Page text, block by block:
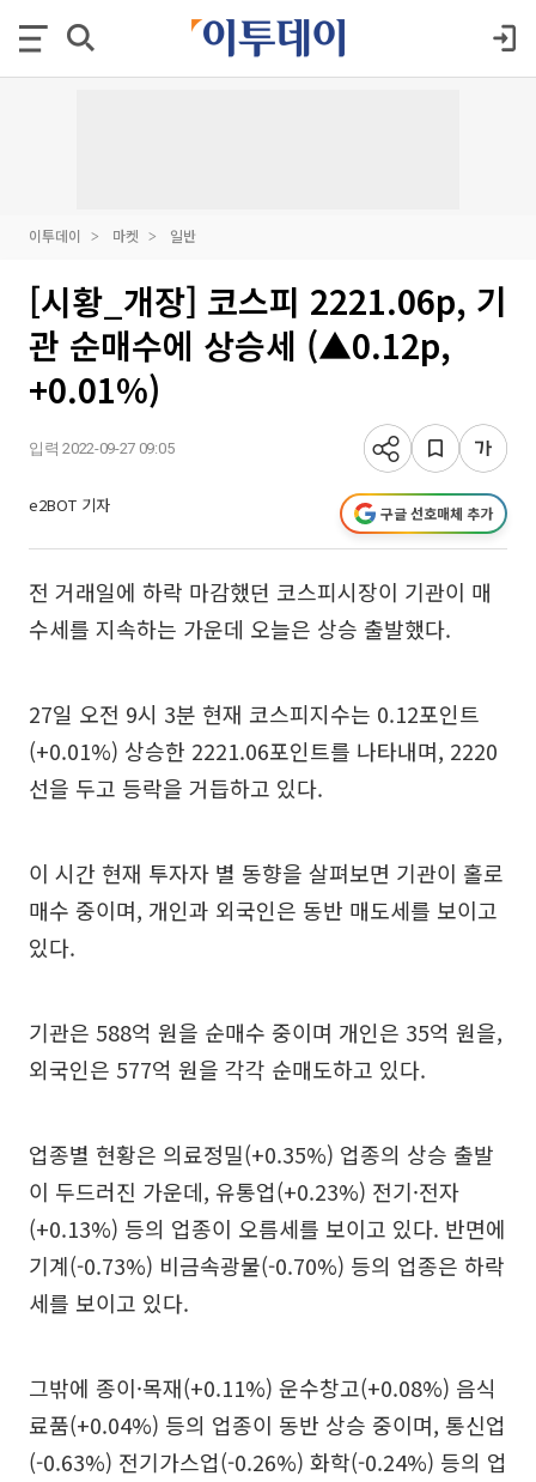
이투데이 마켓 일반
[시황_개장] 코스피 2221.06p, 기
관 순매수에 상승세 (▲0.12p,
+0.01%)
입력 2022-09-27 09:05
e2BOT 기자 구글 선호매체 추가
전 거래일에 하락 마감했던 코스피시장이 기관이 매
수세를 지속하는 가운데 오늘은 상승 출발했다.
27일 오전 9시 3분 현재 코스피지수는 0.12포인트
(+0.01%) 상승한 2221.06포인트를 나타내며, 2220
선을 두고 등락을 거듭하고 있다.
이 시간 현재 투자자 별 동향을 살펴보면 기관이 홀로
매수 중이며, 개인과 외국인은 동반 매도세를 보이고
있다.
기관은 588억 원을 순매수 중이며 개인은 35억 원을,
외국인은 577억 원을 각각 순매도하고 있다.
업종별 현황은 의료정밀(+0.35%) 업종의 상승 출발
이 두드러진 가운데, 유통업(+0.23%) 전기·전자
(+0.13%) 등의 업종이 오름세를 보이고 있다. 반면에
기계(-0.73%) 비금속광물(-0.70%) 등의 업종은 하락
세를 보이고 있다.
그밖에 종이·목재(+0.11%) 운수창고(+0.08%) 음식
료품(+0.04%) 등의 업종이 동반 상승 중이며, 통신업
(-0.63%) 전기가스업(-0.26%) 화학(-0.24%) 등의 업